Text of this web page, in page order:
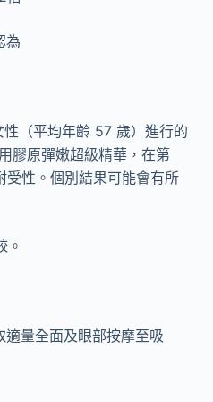
為
（平均年齡 57 歲）進行的
膠原彈嫩超級精華，在第
性。個別結果可能會有所
。
量全面及眼部按摩至吸